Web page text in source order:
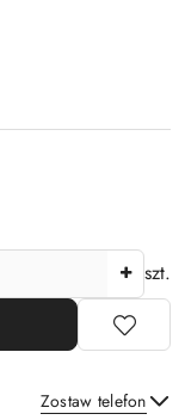
szt.
Zostaw telefon